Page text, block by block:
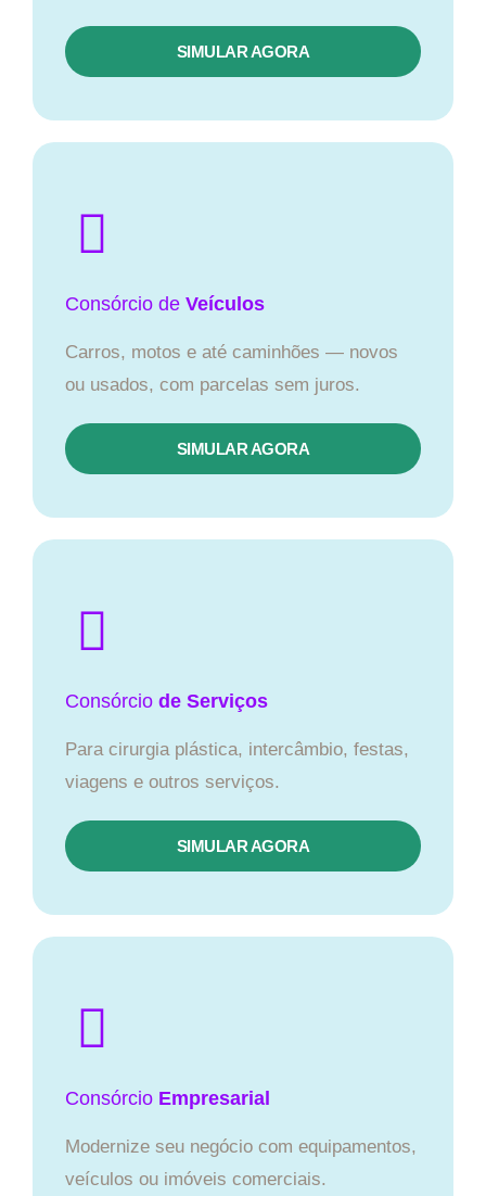
SIMULAR AGORA​
Consórcio de Veículos
Carros, motos e até caminhões — novos
ou usados, com parcelas sem juros.
SIMULAR AGORA
Consórcio de Serviços
Para cirurgia plástica, intercâmbio, festas,
viagens e outros serviços.
SIMULAR AGORA
Consórcio Empresarial
Modernize seu negócio com equipamentos,
veículos ou imóveis comerciais.